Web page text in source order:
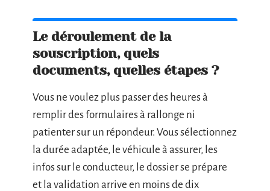
Le déroulement de la
souscription, quels
documents, quelles étapes ?
Vous ne voulez plus passer des heures à
remplir des formulaires à rallonge ni
patienter sur un répondeur. Vous sélectionnez
la durée adaptée, le véhicule à assurer, les
infos sur le conducteur, le dossier se prépare
et la validation arrive en moins de dix